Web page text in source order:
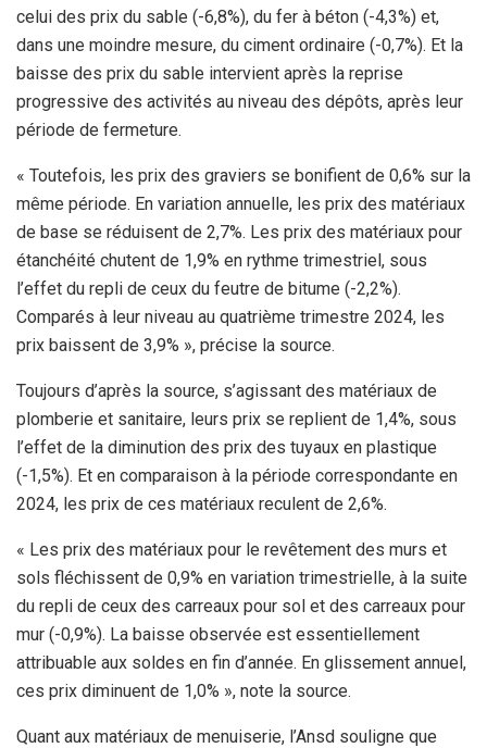
celui des prix du sable (-6,8%), du fer à béton (-4,3%) et,
dans une moindre mesure, du ciment ordinaire (-0,7%). Et la
baisse des prix du sable intervient après la reprise
progressive des activités au niveau des dépôts, après leur
période de fermeture.
« Toutefois, les prix des graviers se bonifient de 0,6% sur la
même période. En variation annuelle, les prix des matériaux
de base se réduisent de 2,7%. Les prix des matériaux pour
étanchéité chutent de 1,9% en rythme trimestriel, sous
l’effet du repli de ceux du feutre de bitume (-2,2%).
Comparés à leur niveau au quatrième trimestre 2024, les
prix baissent de 3,9% », précise la source.
Toujours d’après la source, s’agissant des matériaux de
plomberie et sanitaire, leurs prix se replient de 1,4%, sous
l’effet de la diminution des prix des tuyaux en plastique
(-1,5%). Et en comparaison à la période correspondante en
2024, les prix de ces matériaux reculent de 2,6%.
« Les prix des matériaux pour le revêtement des murs et
sols fléchissent de 0,9% en variation trimestrielle, à la suite
du repli de ceux des carreaux pour sol et des carreaux pour
mur (-0,9%). La baisse observée est essentiellement
attribuable aux soldes en fin d’année. En glissement annuel,
ces prix diminuent de 1,0% », note la source.
Quant aux matériaux de menuiserie, l’Ansd souligne que